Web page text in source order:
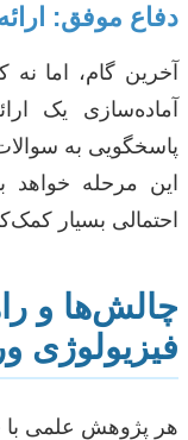
دفاع موفق:
آخرین گام، اما نه
آماده‌سازی یک
پاسخگویی به
این مرحله خواهد
احتمالی بسیار
چالش‌ها و
فیزیولوژی
هر پژوهش علمی